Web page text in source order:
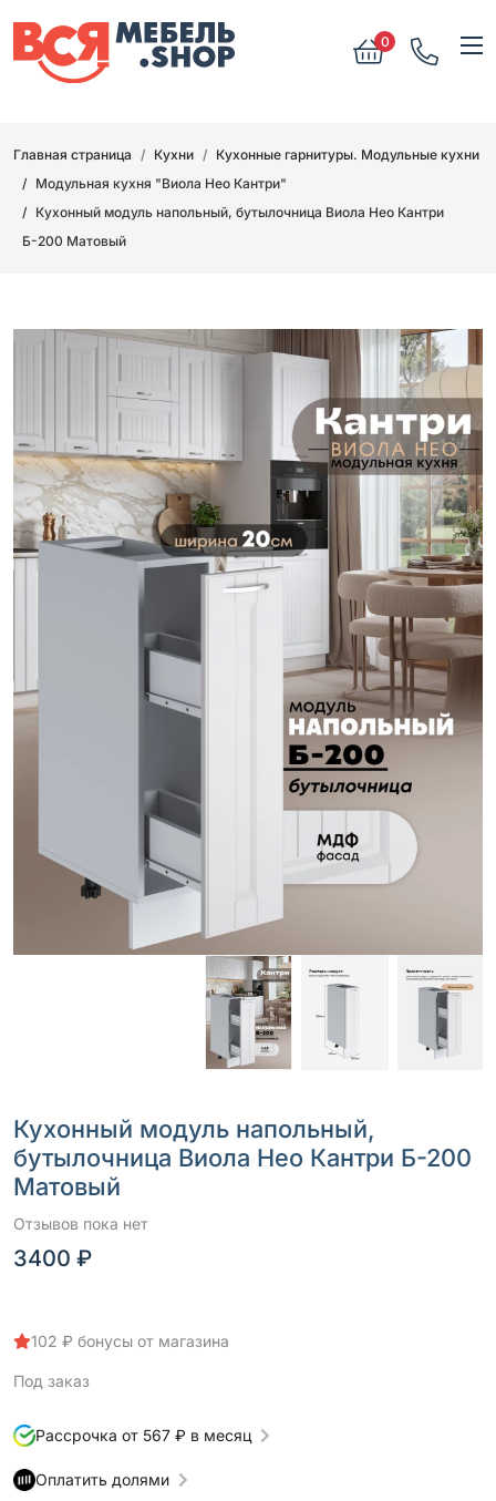
0
Главная страница Кухни
Кухонные гарнитуры. Модульные кухни
Модульная кухня "Виола Нео Кантри"
Кухонный модуль напольный, бутылочница Виола Нео Кантри
Б-200 Матовый
Кухонный модуль напольный,
бутылочница Виола Нео Кантри Б-200
Матовый
Отзывов пока нет
3400 ₽
102 ₽ бонусы от магазина
Под заказ
Рассрочка от 567 ₽ в месяц
Оплатить долями